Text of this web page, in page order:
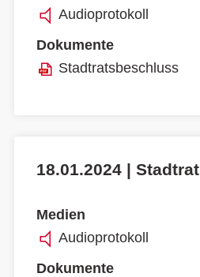
Audioprotokoll
Dokumente
Stadtratsbeschluss
18.01.2024 | Stadtrat
Medien
Audioprotokoll
Dokumente